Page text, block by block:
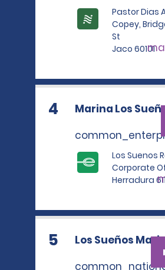
Pastor Dias
Copey,
St
Jaco 60101
4
Marina Los
Los Suenos
Corporate
Herradura
5
Los Sueños